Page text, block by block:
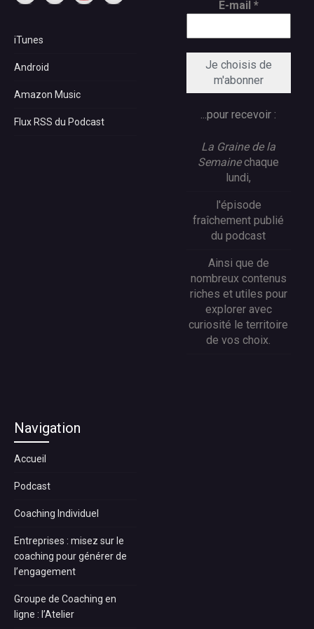
iTunes
Android
Amazon Music
Flux RSS du Podcast
E-mail *
...pour recevoir :
La Graine de la
Semainechaque
lundi,
l'épisode
fraîchement publié
du podcast
Ainsi que de
nombreux contenus
riches et utiles pour
explorer avec
curiosité le territoire
de vos choix.
Navigation
Accueil
Podcast
Coaching Individuel
Entreprises : misez sur le
coaching pour générer de
l’engagement
Groupe de Coaching en
ligne : l’Atelier